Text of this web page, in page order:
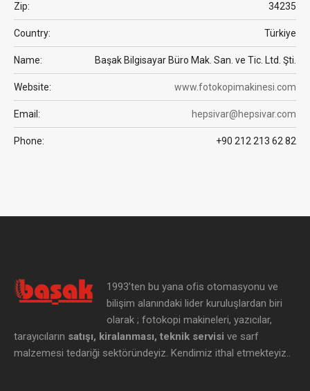
Zip: 34235
Country: Türkiye
Name: Başak Bilgisayar Büro Mak. San. ve Tic. Ltd. Şti.
Website: www.fotokopimakinesi.com
Email: hepsivar@hepsivar.com
Phone: +90 212 213 62 82
1993’ten bu yana ofis otomasyonu ve
bilişim alanındaki lider kuruluşlardan biri
olarak ; fotokopi makineleri, yazıcılar,
tarayıcıların satışı, kiralanması, teknik servisi ve sarf
malzemesi tedariği sektöründeyiz. Kendimiz ithal etmekteyiz..